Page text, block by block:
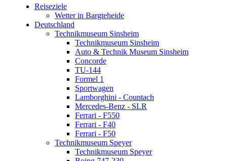
Ferrari - F550
Ferrari - F40
Ferrari - F50
Technikmuseum Speyer
Technikmuseum Speyer
Boing 747-230
MI-24 HIND
F-4 Phantom
F-15 Eagle
Olympiapark München
Allianz-Arena München
Point alpha
Point Alpha - Grenzmuseum
Informationstafeln
Reiseziele
Wetter in Bargteheide
Deutschland
Technikmuseum Sinsheim
Technikmuseum Sinsheim
Auto & Technik Museum Sinsheim
Concorde
TU-144
Formel 1
Sportwagen
Lamborghini - Countach
Mercedes-Benz - SLR
Ferrari - F550
Ferrari - F40
Ferrari - F50
Technikmuseum Speyer
Technikmuseum Speyer